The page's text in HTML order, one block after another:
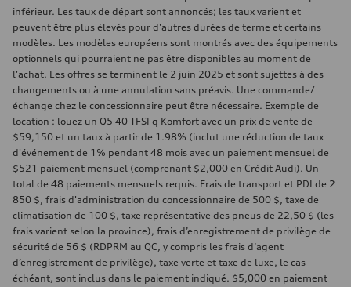
inférieur. Les taux de départ sont annoncés; les taux varient et
peuvent être plus élevés pour d'autres durées de terme et certains
modèles. Les modèles européens sont montrés avec des équipements
optionnels qui pourraient ne pas être disponibles au moment de
l'achat. Les offres se terminent le 2 juin 2025 et sont sujettes à des
changements ou à une annulation sans préavis. Une commande/
échange chez le concessionnaire peut être nécessaire. Exemple de
location : louez un Q5 40 TFSI q Komfort avec un prix de vente de
$59,150 et un taux à partir de 1.98% (inclut une réduction de taux
d'événement de 1% pendant 48 mois avec un paiement mensuel de
$521 paiement mensuel (comprenant $2,000 en Crédit Audi). Un
total de 48 paiements mensuels requis. Frais de transport et PDI de 2
850 $, frais d'administration du concessionnaire de 500 $, taxe de
climatisation de 100 $, taxe représentative des pneus de 22,50 $ (les
frais varient selon la province), frais d’enregistrement de privilège de
sécurité de 56 $ (RDPRM au QC, y compris les frais d’agent
d’enregistrement de privilège), taxe verte et taxe de luxe, le cas
échéant, sont inclus dans le paiement indiqué. $5,000 en paiement